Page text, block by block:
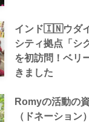
インド🇮🇳ウダ
シティ拠点「シ
を初訪問！ベリ
きました
Romyの活動の
（ドネーション